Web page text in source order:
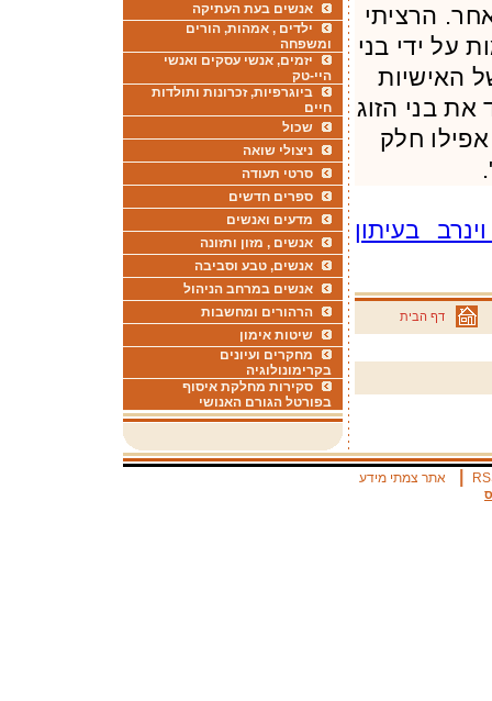
הרציתי
על ידי בני
האישיות
את בני הזוג
חלק
בעיתון
דף הבית
אנשים בעת העתיקה
ילדים , אמהות, הורים
ומשפחה
יזמים, אנשי עסקים ואנשי
היי-טק
ביוגרפיות, זכרונות ותולדות
חיים
שכול
ניצולי שואה
סרטי תעודה
ספרים חדשים
מדעים ואנשים
אנשים , מזון ותזונה
אנשים, טבע וסביבה
אנשים במרחב הניהול
הרהורים ומחשבות
שיטות אימון
מחקרים ועיונים
בקרימונולוגיה
סקירות מחלקת איסוף
בפורטל הגורם האנושי
אתר צמתי מידע